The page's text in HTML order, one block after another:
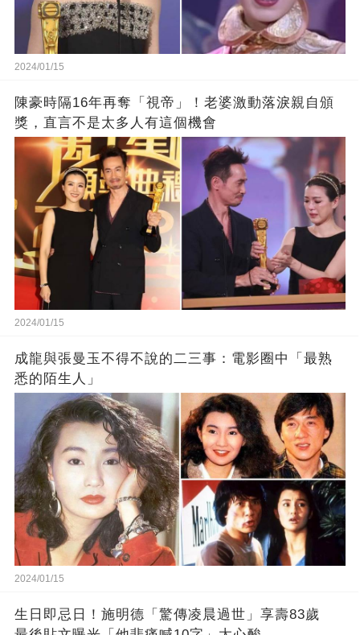
2024/01/15
陳豪時隔16年再奪「視帝」！老婆激動落淚親自頒
獎，直言不是太多人有這個機會
2024/01/15
成龍與張曼玉不得不說的二三事：電影圈中「最熟
悉的陌生人」
2024/01/15
生日即忌日！施明德「驚傳凌晨過世」享壽83歲